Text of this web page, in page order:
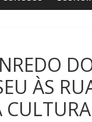
ÀS